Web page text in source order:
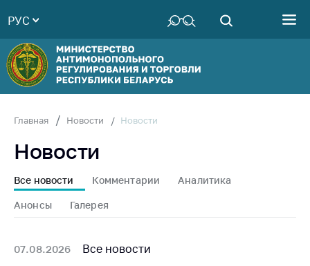
Руководство
Структура
Министерства
Территориальные
Законодательство
Антикоррупционная
деятельность
совет
РУС
Главная Новости Новости
Новости
Все новости Комментарии Аналитика
Анонсы Галерея
07.08.2026 Все новости